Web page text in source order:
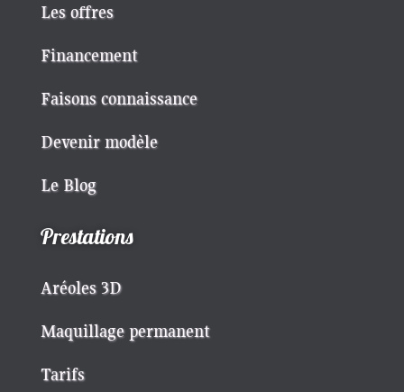
Les offres
Financement
Faisons connaissance
Devenir modèle
Le Blog
Prestations
Aréoles 3D
Maquillage permanent
Tarifs